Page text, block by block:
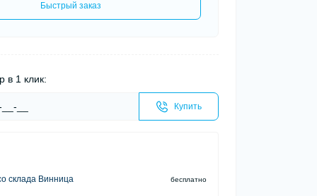
Быстрый заказ
в 1 клик:
Купить
склада Винница бесплатно